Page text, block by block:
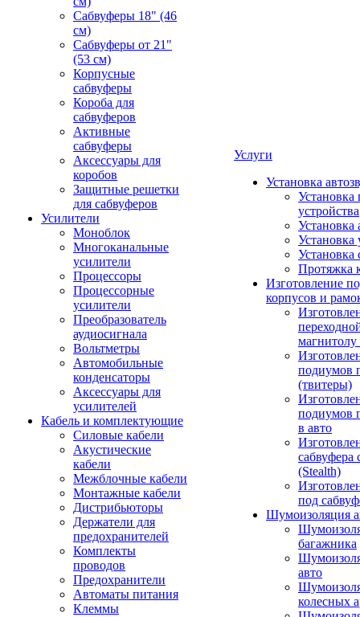
Сабвуферы 18" (46
см)
Сабвуферы от 21"
(53 см)
Корпусные
сабвуферы
Короба для
сабвуферов
Активные
сабвуферы
Аксессуары для
коробов
Защитные решетки
для сабвуферов
Усилители
Моноблок
Многоканальные
усилители
Процессоры
Процессорные
усилители
Преобразователь
аудиосигнала
Вольтметры
Автомобильные
конденсаторы
Аксессуары для
усилителей
Кабель и комплектующие
Силовые кабели
Акустические
кабели
Межблочные кабели
Монтажные кабели
Дистрибьюторы
Держатели для
предохранителей
Комплекты
проводов
Предохранители
Автоматы питания
Клеммы
Услуги
Установка
Установка
устройства
Установка
Установка
Установка
Протяжка
Изготовление
корпусов и
подиумов
(твитеры)
подиумов
в авто
сабвуфера
(Stealth)
под
Шумоизоляция
багажника
авто
колесных